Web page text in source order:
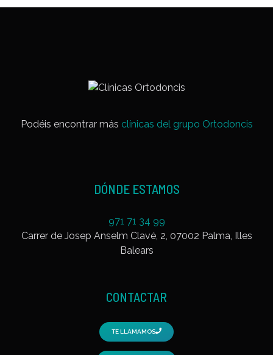
Podéis encontrar más clínicas del grupo Ortodoncis
DÓNDE ESTAMOS
971 71 34 99
Carrer de Josep Anselm Clavé, 2, 07002 Palma, Illes
Balears
CONTACTAR
TE LLAMAMOS